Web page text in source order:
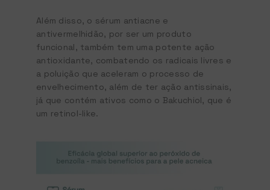
Além disso, o sérum antiacne e
antivermelhidão, por ser um produto
funcional, também tem uma potente ação
antioxidante, combatendo os radicais livres e
a poluição que aceleram o processo de
envelhecimento, além de ter ação antissinais,
já que contém ativos como o Bakuchiol, que é
um retinol-like.